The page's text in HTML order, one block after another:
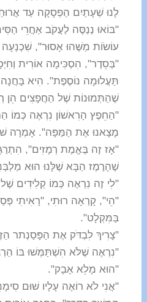
לָנוּ שְׁעָתַיִם הַפְסָקָה עַד
"בּוֹאוּ נְנַסֶּה לַעֲקֹב אַחֲרֵי
עוֹשׂוֹת מַשֶּׁהוּ אָסוּר", שִׁכְנְעָה
"בְּסֵדֶר", הִסְכִּימָה אוֹרִית
תַּעֲלוּמָה נוֹסֶפֶת". הִיא
שֶׁהַתְּמוּנוֹת שֶׁל הַחֲפָצִים הֵן
"הַחֵפֶץ הָרִאשׁוֹן נִרְאֶה כְּמוֹ
מָצָאנוּ אֶת הַמַּפָּה". אָמְרָה
"אָז זֶה בֶּאֱמֶת רְמָזִים",
שֶׁהָרֶמֶז הַבָּא שֶׁלָּנוּ הוּא
"לִי זֶה נִרְאֶה כְּמוֹ קְלִידִים
"הֵי", קָרְאָה רוּתִי, "רָאִיתִי
בַּמִּקְלָט".
"צָרִיךְ לִבְדֹּק אֶת הַפָּסַנְתר
"נִרְאֶה שֶׁלֹּא הִשְׁתַּמְּשׁוּ בּוֹ
"הוּא מָלֵא אָבָק".
"אֲנִי לֹא רוֹאֶה עָלָיו שׁוּם